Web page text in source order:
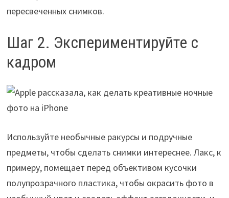
пересвеченных снимков.
Шаг 2. Экспериментируйте с
кадром
Используйте необычные ракурсы и подручные
предметы, чтобы сделать снимки интереснее. Лакс, к
примеру, помещает перед объективом кусочки
полупрозрачного пластика, чтобы окрасить фото в